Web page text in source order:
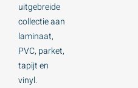
uitgebreide
collectie aan
laminaat,
PVC, parket,
tapijt en
vinyl.